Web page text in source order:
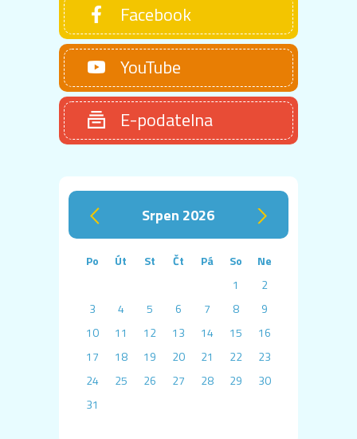
Facebook
YouTube
E-podatelna
‹ srpen 2026 ›
Po Út St Čt Pá So
Ne
1
2
3
4 5 6 7 8
9
10
11 12 13 14 15
16
17
18 19 20 21 22
23
24
25 26 27 28 29
30
31